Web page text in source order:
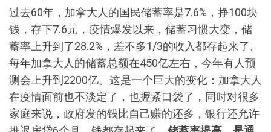
过去60年，加拿大人的国民储蓄率是7.6%，挣100块
钱，存下7.6元，疫情爆发以来，储蓄习惯大变，储
蓄率上升到了28.2%，差不多1/3的收入都存起来了。
每年加拿大人的储蓄总额在450亿左右，今年有人预
测会上升到2200亿。这是一个巨大的变化：加拿大人
在疫情面前也不淡定了，也握紧口袋了，同时对很多
家庭来说，政府发的钱比自己赚的还多，银行还允许